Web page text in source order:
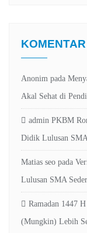
Anonim pada
Akal Sehat di
admin PKBM
Didik Lulusan
Matias seo pada
Lulusan SMA
Ramadan 1447
(Mungkin) Lebih